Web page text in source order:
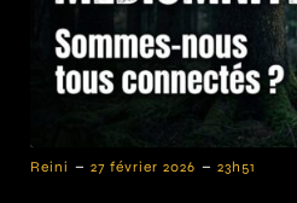
Reini - 27 février 2026 - 23h51